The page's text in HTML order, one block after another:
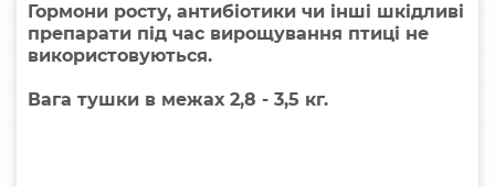
Гормони росту, антибіотики чи інші шкідливі
препарати під час вирощування птиці не
використовуються.
Вага тушки в межах 2,8 - 3,5 кг.